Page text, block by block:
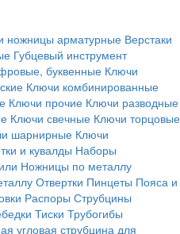
ножницы арматурные Верстаки
Губцевый инструмент
буквенные Ключи
Ключи комбинированные
Ключи прочие Ключи разводные
Ключи свечные Ключи торцовые
шарнирные Ключи
и кувалды Наборы
Ножницы по металлу
Отвертки Пинцеты Пояса и
Распоры Струбцины
Тиски Трубогибы
угловая струбцина для